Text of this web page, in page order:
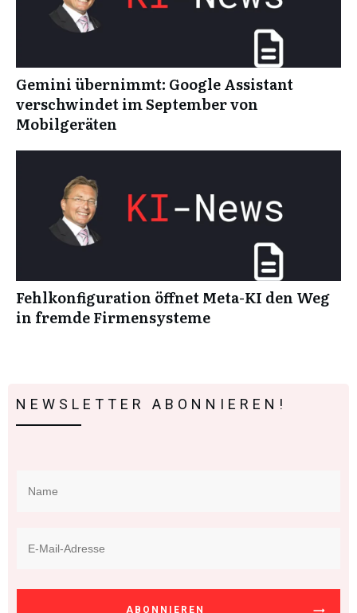
Gemini übernimmt: Google Assistant
verschwindet im September von
Mobilgeräten
Fehlkonfiguration öffnet Meta-KI den Weg
in fremde Firmensysteme
NEWSLETTER ABONNIEREN!
ABONNIEREN